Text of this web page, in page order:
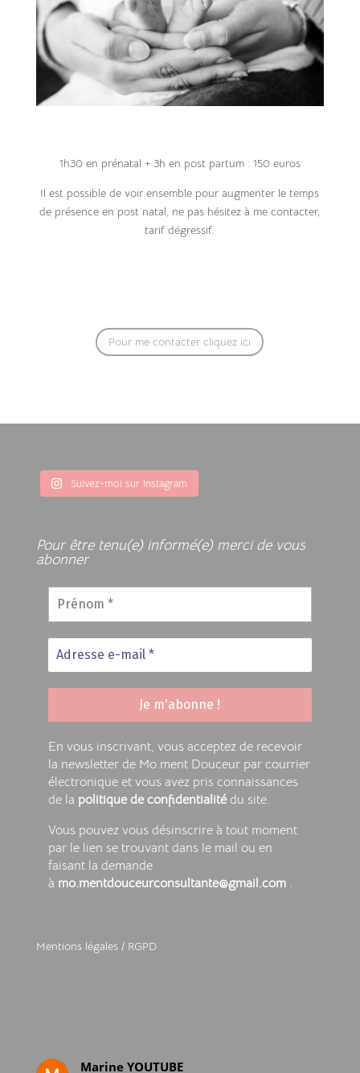
1h30 en prénatal + 3h en post partum : 150 euros
Il est possible de voir ensemble pour augmenter le temps
de présence en post natal, ne pas hésitez à me contacter,
tarif dégressif.
Pour me contacter cliquez ici
Suivez-moi sur Instagram
Pour être tenu(e) informé(e) merci de vous
abonner
Prénom
Adresse
e-
En vous inscrivant, vous acceptez de recevoir
la newsletter de Mo.ment Douceur par courrier
électronique et vous avez pris connaissances
de la politique de confidentialitédu site.
Vous pouvez vous désinscrire à tout moment
par le lien se trouvant dans le mail ou en
faisant la demande
à mo.mentdouceurconsultante@gmail.com .
Mentions légales/ RGPD
Marine YOUTUBE